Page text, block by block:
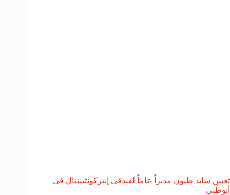
تعيين سايد طيون مديراً عاماً لفندقي إنتركونتيننتال في
أبوظبي